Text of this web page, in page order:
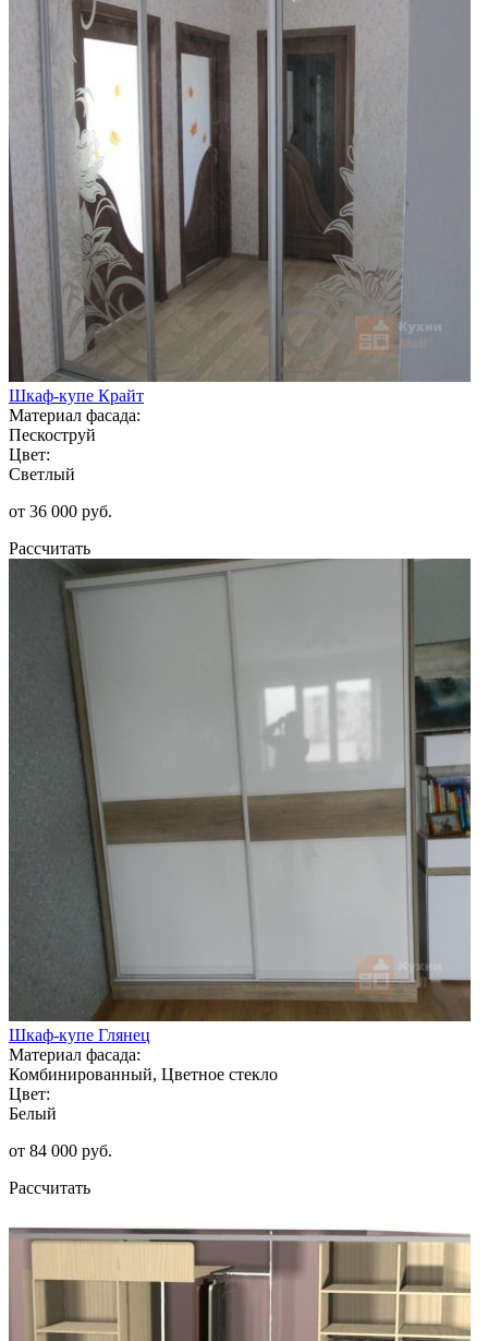
Шкаф-купе Крайт
Материал фасада:
Пескоструй
Цвет:
Светлый
от 36 000 руб.
Рассчитать
Шкаф-купе Глянец
Материал фасада:
Комбинированный, Цветное стекло
Цвет:
Белый
от 84 000 руб.
Рассчитать